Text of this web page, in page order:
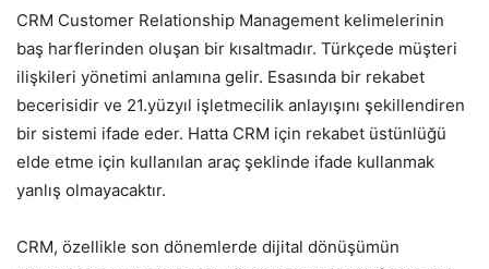
CRM Customer Relationship Management kelimelerinin
baş harflerinden oluşan bir kısaltmadır. Türkçede müşteri
ilişkileri yönetimi anlamına gelir. Esasında bir rekabet
becerisidir ve 21.yüzyıl işletmecilik anlayışını şekillendiren
bir sistemi ifade eder. Hatta CRM için rekabet üstünlüğü
elde etme için kullanılan araç şeklinde ifade kullanmak
yanlış olmayacaktır.
CRM, özellikle son dönemlerde dijital dönüşümün